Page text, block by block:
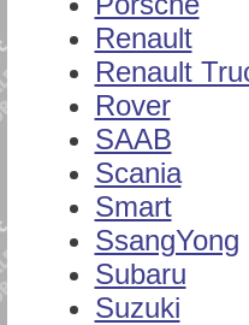
Renault
Renault
Rover
SAAB
Scania
Smart
SsangYong
Subaru
Suzuki